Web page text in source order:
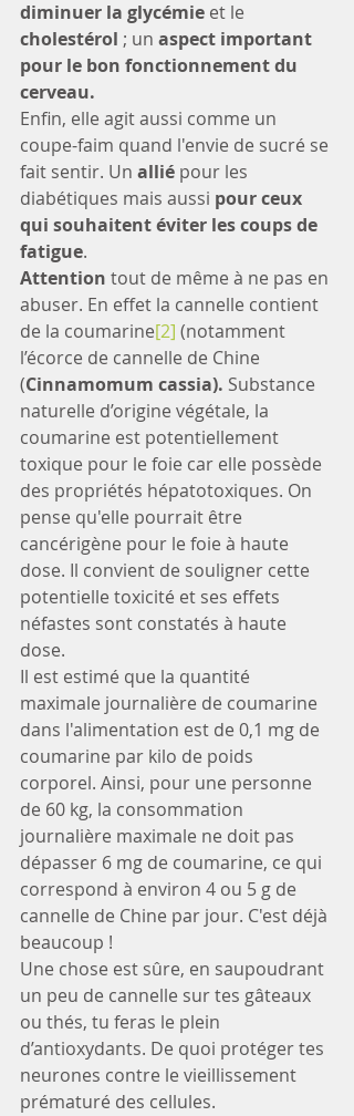
diminuer la glycémie et le
cholestérol ; un aspect important
pour le bon fonctionnement du
cerveau.
Enfin, elle agit aussi comme un
coupe-faim quand l'envie de sucré se
fait sentir. Un allié pour les
diabétiques mais aussi pour ceux
qui souhaitent éviter les coups de
fatigue.
Attention tout de même à ne pas en
abuser. En effet la cannelle contient
de la coumarine[2] (notamment
l’écorce de cannelle de Chine
(Cinnamomum cassia). Substance
naturelle d’origine végétale, la
coumarine est potentiellement
toxique pour le foie car elle possède
des propriétés hépatotoxiques. On
pense qu'elle pourrait être
cancérigène pour le foie à haute
dose. Il convient de souligner cette
potentielle toxicité et ses effets
néfastes sont constatés à haute
dose.
Il est estimé que la quantité
maximale journalière de coumarine
dans l'alimentation est de 0,1 mg de
coumarine par kilo de poids
corporel. Ainsi, pour une personne
de 60 kg, la consommation
journalière maximale ne doit pas
dépasser 6 mg de coumarine, ce qui
correspond à environ 4 ou 5 g de
cannelle de Chine par jour. C'est déjà
beaucoup !
Une chose est sûre, en saupoudrant
un peu de cannelle sur tes gâteaux
ou thés, tu feras le plein
d’antioxydants. De quoi protéger tes
neurones contre le vieillissement
prématuré des cellules.